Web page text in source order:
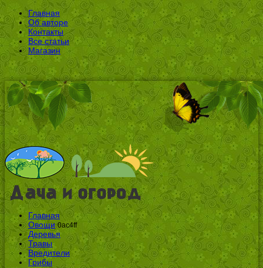
Главная
Об авторе
Контакты
Все статьи
Магазин
Главная
Овощи 0ac4ff
Деревья
Травы
Вредители
Грибы